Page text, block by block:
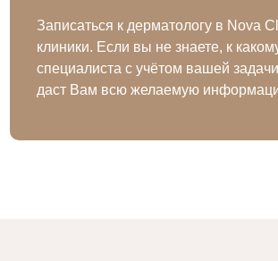
Записаться к дерматологу в Nova
клиники. Если вы не знаете, к
специалиста с учётом вашей
даст Вам всю желаемую